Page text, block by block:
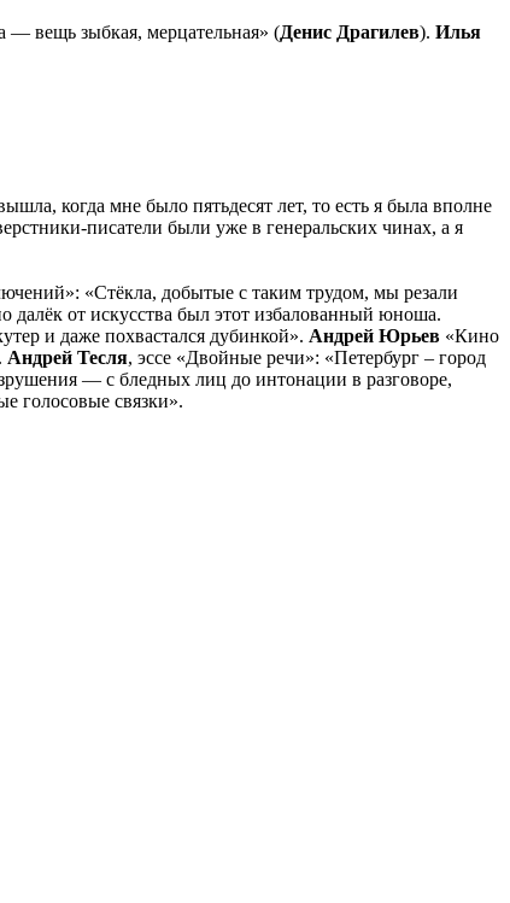
— вещь зыбкая, мерцательная» (Денис Драгилев). Илья
когда мне было пятьдесят лет, то есть я была вполне
писатели были уже в генеральских чинах, а я
«Стёкла, добытые с таким трудом, мы резали
от искусства был этот избалованный юноша.
и даже похвастался дубинкой». Андрей Юрьев «Кино
Андрей Тесля, эссе «Двойные речи»: «Петербург – город
— с бледных лиц до интонации в разговоре,
голосовые связки».